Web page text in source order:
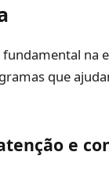
na
que
e